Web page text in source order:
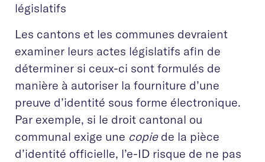
législatifs
Les cantons et les communes devraient
examiner leurs actes législatifs afin de
déterminer si ceux-ci sont formulés de
manière à autoriser la fourniture d’une
preuve d’identité sous forme électronique.
Par exemple, si le droit cantonal ou
communal exige une copiede la pièce
d’identité officielle, l’e-ID risque de ne pas